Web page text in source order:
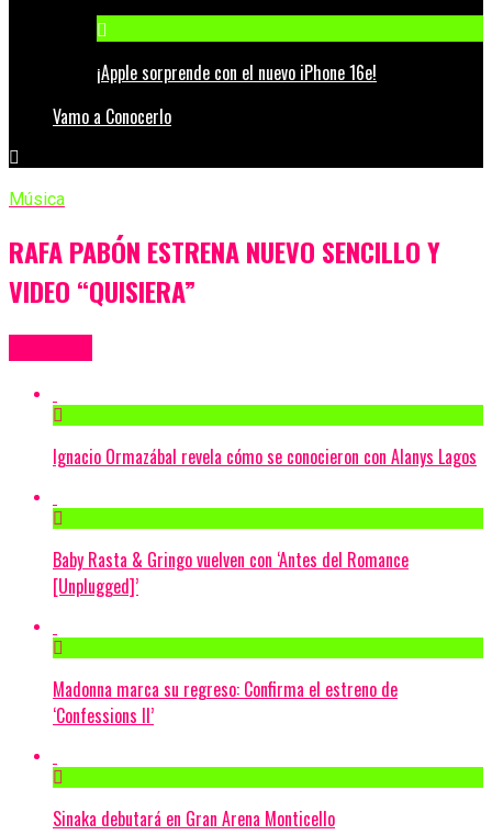
¡Apple sorprende con el nuevo iPhone 16e!
Vamo a Conocerlo
Música
RAFA PABÓN ESTRENA NUEVO SENCILLO Y
VIDEO “QUISIERA”
Ignacio Ormazábal revela cómo se conocieron con Alanys Lagos
Baby Rasta & Gringo vuelven con ‘Antes del Romance
[Unplugged]’
Madonna marca su regreso: Confirma el estreno de
‘Confessions II’
Sinaka debutará en Gran Arena Monticello